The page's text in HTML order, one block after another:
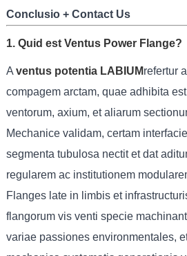
Conclusio + Contact Us
1. Quid est Ventus Power Flange?
A ventus potentia LABIUMrefertur
compagem arctam, quae adhibita
ventorum, axium, et aliarum
Mechanice validam, certam
segmenta tubulosa nectit et dat
regularem ac institutionem
Flanges late in limbis et
flangorum vis venti specie
variae passiones environmentales,